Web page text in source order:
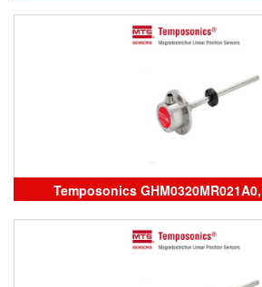
biến vị trí
Temposonics
Temposonics